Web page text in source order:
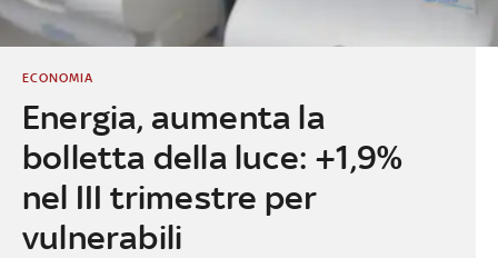
Energia, aumenta la
bolletta della luce: +1,9%
nel III trimestre per
vulnerabili
ECONOMIA